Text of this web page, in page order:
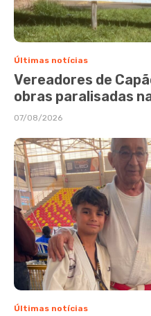
Últimas notícias
Vereadores de
obras paralisadas
07/08/2026
Últimas notícias